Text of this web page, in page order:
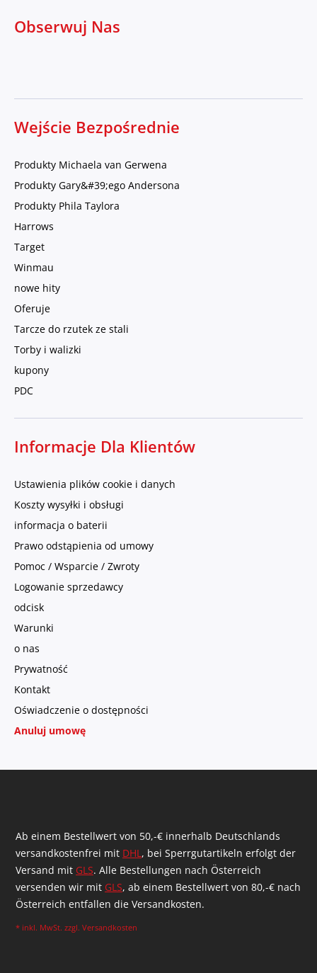
Obserwuj Nas
Wejście Bezpośrednie
Produkty Michaela van Gerwena
Produkty Gary&#39;ego Andersona
Produkty Phila Taylora
Harrows
Target
Winmau
nowe hity
Oferuje
Tarcze do rzutek ze stali
Torby i walizki
kupony
PDC
Informacje Dla Klientów
Ustawienia plików cookie i danych
Koszty wysyłki i obsługi
informacja o baterii
Prawo odstąpienia od umowy
Pomoc / Wsparcie / Zwroty
Logowanie sprzedawcy
odcisk
Warunki
o nas
Prywatność
Kontakt
Oświadczenie o dostępności
Anuluj umowę
Ab einem Bestellwert von 50,-€ innerhalb Deutschlands
versandkostenfrei mit DHL, bei Sperrgutartikeln erfolgt der
Versand mit GLS. Alle Bestellungen nach Österreich
versenden wir mit GLS, ab einem Bestellwert von 80,-€ nach
Österreich entfallen die Versandkosten.
* inkl. MwSt. zzgl. Versandkosten